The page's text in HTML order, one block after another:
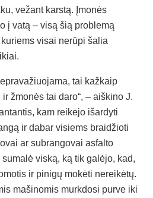
vežant karstą. Įmonės
į vatą – visą šią problemą
visai nerūpi šalia
tai kažkaip
žmonės tai daro“, – aiškino J.
kam reikėjo išardyti
ir dabar visiems braidžioti
ar subrangovai asfalto
viską, ką tik galėjo, kad,
ir pinigų mokėti nereikėtų.
mašinomis murkdosi purve iki